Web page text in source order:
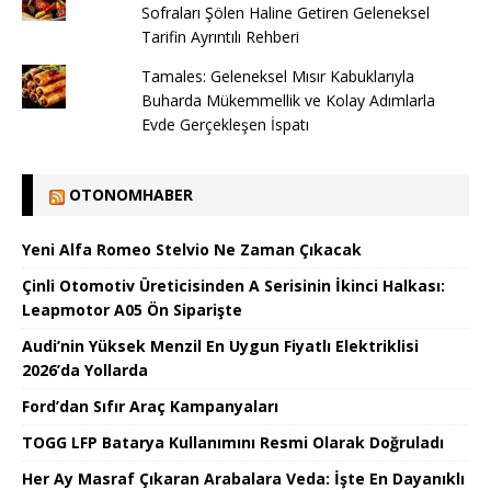
Sofraları Şölen Haline Getiren Geleneksel
Tarifin Ayrıntılı Rehberi
Tamales: Geleneksel Mısır Kabuklarıyla
Buharda Mükemmellik ve Kolay Adımlarla
Evde Gerçekleşen İspatı
OTONOMHABER
Yeni Alfa Romeo Stelvio Ne Zaman Çıkacak
Çinli Otomotiv Üreticisinden A Serisinin İkinci Halkası:
Leapmotor A05 Ön Siparişte
Audi’nin Yüksek Menzil En Uygun Fiyatlı Elektriklisi
2026’da Yollarda
Ford’dan Sıfır Araç Kampanyaları
TOGG LFP Batarya Kullanımını Resmi Olarak Doğruladı
Her Ay Masraf Çıkaran Arabalara Veda: İşte En Dayanıklı